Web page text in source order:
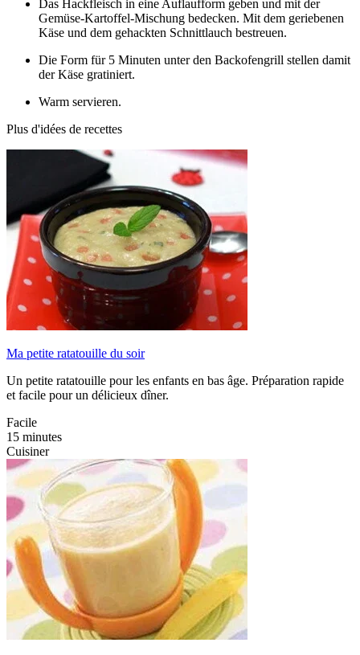
Das Hackfleisch in eine Auflaufform geben und mit der
Gemüse-Kartoffel-Mischung bedecken. Mit dem geriebenen
Käse und dem gehackten Schnittlauch bestreuen.
Die Form für 5 Minuten unter den Backofengrill stellen damit
der Käse gratiniert.
Warm servieren.
Plus d'idées de recettes
Ma petite ratatouille du soir
Un petite ratatouille pour les enfants en bas âge. Préparation rapide
et facile pour un délicieux dîner.
Facile
15 minutes
Cuisiner